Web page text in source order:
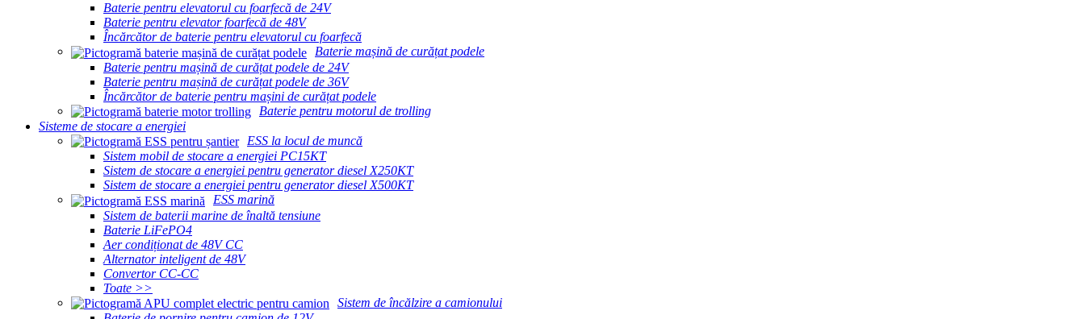
Baterie pentru elevatorul cu foarfecă de 24V
Baterie pentru elevator foarfecă de 48V
Încărcător de baterie pentru elevatorul cu foarfecă
Baterie mașină de curățat podele
Baterie pentru mașină de curățat podele de 24V
Baterie pentru mașină de curățat podele de 36V
Încărcător de baterie pentru mașini de curățat podele
Baterie pentru motorul de trolling
Sisteme de stocare a energiei
ESS la locul de muncă
Sistem mobil de stocare a energiei PC15KT
Sistem de stocare a energiei pentru generator diesel X250KT
Sistem de stocare a energiei pentru generator diesel X500KT
ESS marină
Sistem de baterii marine de înaltă tensiune
Baterie LiFePO4
Aer condiționat de 48V CC
Alternator inteligent de 48V
Convertor CC-CC
Toate >>
Sistem de încălzire a camionului